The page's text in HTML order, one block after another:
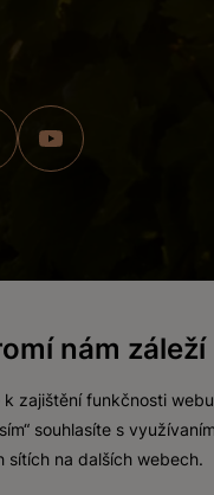
nám záleží
zajištění funkčnosti
souhlasíte s
sítích na dalších webech.